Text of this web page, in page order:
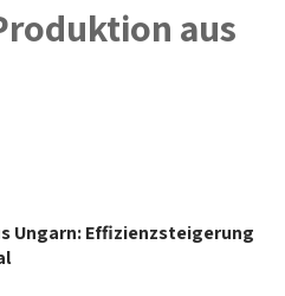
aus
Ungarn: Effizienzsteigerung